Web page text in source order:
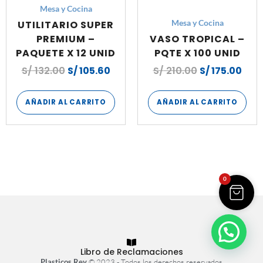
Mesa y Cocina
UTILITARIO SUPER
PREMIUM –
PAQUETE X 12 UNID
S/132.00 S/105.60
AÑADIR AL CARRITO
Mesa y Cocina
VASO TROPICAL –
PQTE X 100 UNID
S/210.00 S/175.00
AÑADIR AL CARRITO
Libro de Reclamaciones
0